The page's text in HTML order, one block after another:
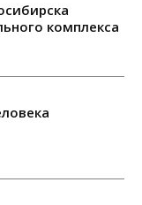
комплекса